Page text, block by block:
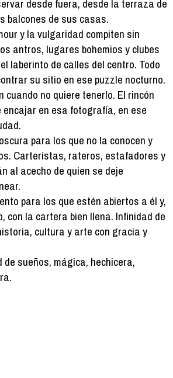
desde fuera, desde la terraza de
balcones de sus casas.
y la vulgaridad compiten sin
antros, lugares bohemios y clubes
laberinto de calles del centro. Todo
su sitio en ese puzzle nocturno.
cuando no quiere tenerlo. El rincón
encajar en esa fotografía, en ese
para los que no la conocen y
Carteristas, rateros, estafadores y
al acecho de quien se deje
para los que estén abiertos a él y,
con la cartera bien llena. Infinidad de
cultura y arte con gracia y
sueños, mágica, hechicera,